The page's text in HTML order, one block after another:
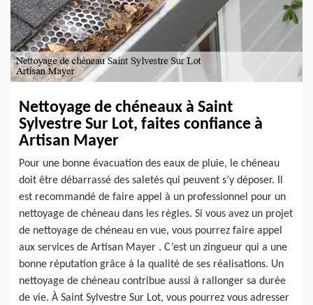
Nettoyage de chéneaux à Saint
Sylvestre Sur Lot, faites confiance à
Artisan Mayer
Pour une bonne évacuation des eaux de pluie, le chéneau
doit être débarrassé des saletés qui peuvent s’y déposer. Il
est recommandé de faire appel à un professionnel pour un
nettoyage de chéneau dans les règles. Si vous avez un projet
de nettoyage de chéneau en vue, vous pourrez faire appel
aux services de Artisan Mayer . C’est un zingueur qui a une
bonne réputation grâce à la qualité de ses réalisations. Un
nettoyage de chéneau contribue aussi à rallonger sa durée
de vie. À Saint Sylvestre Sur Lot, vous pourrez vous adresser